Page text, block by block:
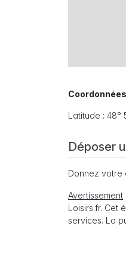
Latitude : 48°
Déposer
Donnez votre
Avertissement
Loisirs.fr. Cet
services. La